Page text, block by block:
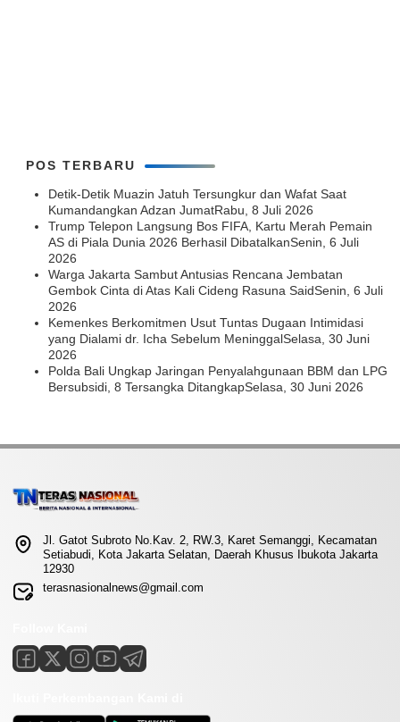
POS TERBARU
Detik-Detik Muazin Jatuh Tersungkur dan Wafat Saat
Kumandangkan Adzan JumatRabu, 8 Juli 2026
Trump Telepon Langsung Bos FIFA, Kartu Merah Pemain
AS di Piala Dunia 2026 Berhasil DibatalkanSenin, 6 Juli
2026
Warga Jakarta Sambut Antusias Rencana Jembatan
Gembok Cinta di Atas Kali Cideng Rasuna SaidSenin, 6 Juli
2026
Kemenkes Berkomitmen Usut Tuntas Dugaan Intimidasi
yang Dialami dr. Icha Sebelum MeninggalSelasa, 30 Juni
2026
Polda Bali Ungkap Jaringan Penyalahgunaan BBM dan LPG
Bersubsidi, 8 Tersangka DitangkapSelasa, 30 Juni 2026
Jl. Gatot Subroto No.Kav. 2, RW.3, Karet Semanggi, Kecamatan
Setiabudi, Kota Jakarta Selatan, Daerah Khusus Ibukota Jakarta
12930
terasnasionalnews@gmail.com